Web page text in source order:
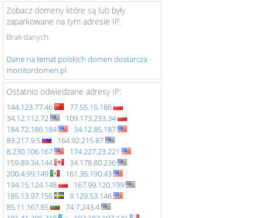
Zobacz domeny które są lub były
zaparkowane na tym adresie IP.
Brak danych.
Dane na temat polskich domen dostarcza -
monitordomen.pl
Ostatnio odwiedzane adresy IP:
144.123.77.46
77.55.15.186
34.12.112.72
109.173.233.34
184.72.186.184
34.12.85.187
83.217.9.5
164.92.215.87
8.230.106.167
174.227.23.221
159.89.34.144
34.178.80.236
200.4.99.149
161.35.190.43
194.15.124.148
167.99.120.199
185.13.97.155
9.129.53.146
85.11.167.85
74.7.243.4